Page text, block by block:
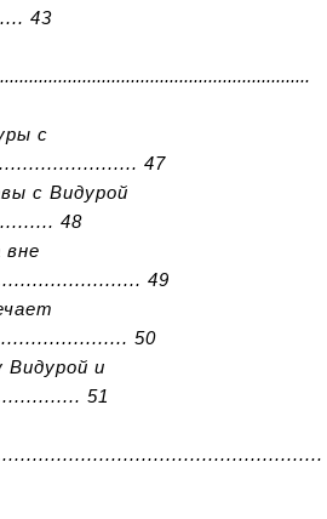
43
с
47
с Видурой
48
вне
49
50
Видурой и
51